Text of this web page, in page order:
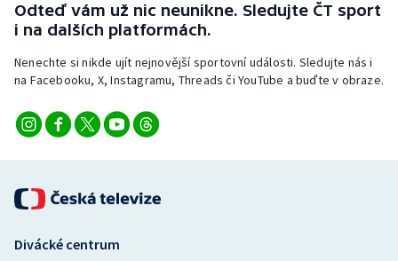
Odteď vám už nic neunikne. Sledujte ČT sport
i na dalších platformách.
Nenechte si nikde ujít nejnovější sportovní události. Sledujte nás i
na Facebooku, X, Instagramu, Threads či YouTube a buďte v obraze.
Divácké centrum